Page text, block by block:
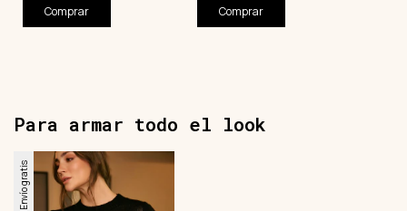
Comprar Comprar
Para armar todo el look
Envío gratis